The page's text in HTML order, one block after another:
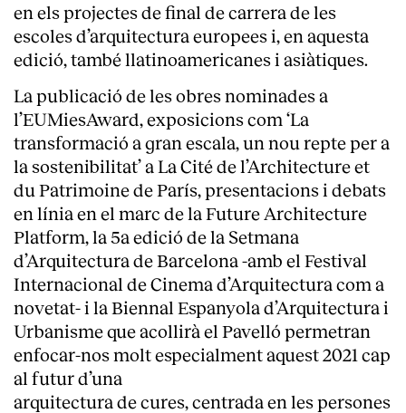
en els projectes de final de carrera de les
escoles d’arquitectura europees i, en aquesta
edició, també llatinoamericanes i asiàtiques.
La publicació de les obres nominades a
l’EUMiesAward, exposicions com ‘La
transformació a gran escala, un nou repte per a
la sostenibilitat’ a La Cité de l’Architecture et
du Patrimoine de París, presentacions i debats
en línia en el marc de la Future Architecture
Platform, la 5a edició de la Setmana
d’Arquitectura de Barcelona -amb el Festival
Internacional de Cinema d’Arquitectura com a
novetat- i la Biennal Espanyola d’Arquitectura i
Urbanisme que acollirà el Pavelló permetran
enfocar-nos molt especialment aquest 2021 cap
al futur d’una
arquitectura de cures, centrada en les persones